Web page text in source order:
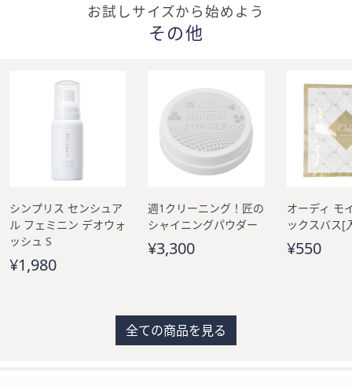
お試しサイズから始めよう
その他
シンプリス センシュア
ル フェミニン デオウォ
ッシュ S
¥1,980
週1クリーニング！匠の
シャイニングパウダー
¥3,300
オーディ モ
ックスバス[
¥550
全ての商品を見る